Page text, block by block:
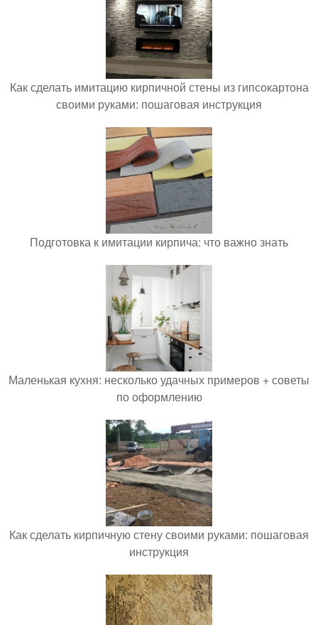
Как сделать имитацию кирпичной стены из гипсокартона
своими руками: пошаговая инструкция
Подготовка к имитации кирпича: что важно знать
Маленькая кухня: несколько удачных примеров + советы
по оформлению
Как сделать кирпичную стену своими руками: пошаговая
инструкция